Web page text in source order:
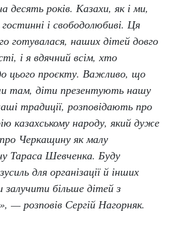
десять років. Казахи, як і ми,
і свободолюбиві. Ця
готувалася, наших дітей довго
і я вдячний всім, хто
цього проєкту. Важливо, що
там, діти презентують нашу
традиції, розповідають про
казахському народу, який дуже
Черкащину як малу
Тараса Шевченка. Буду
для організації й інших
залучити більше дітей з
— розповів Сергій Нагорняк.